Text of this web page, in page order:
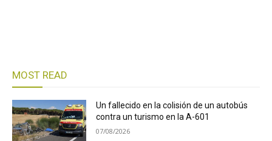
MOST READ
Un fallecido en la colisión de un autobús
contra un turismo en la A-601
07/08/2026